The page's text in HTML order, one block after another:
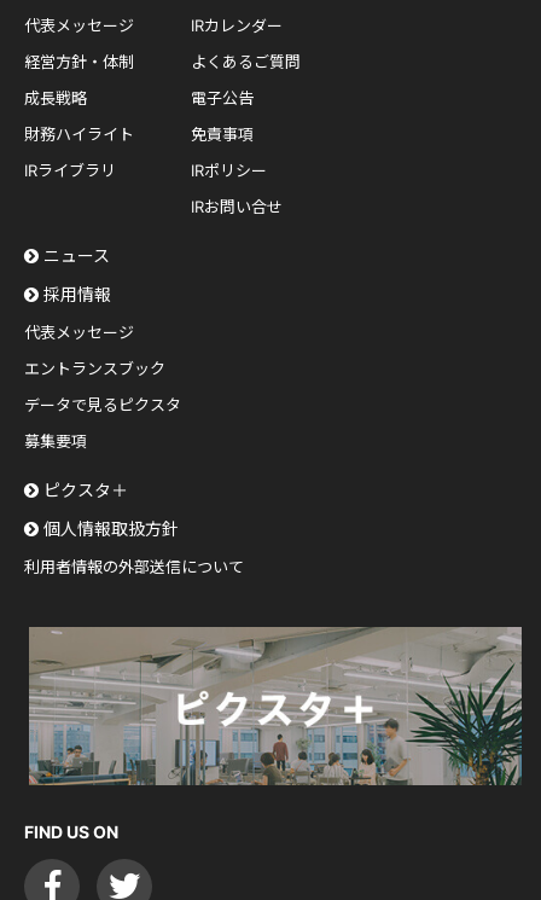
代表メッセージ
経営方針・体制
成長戦略
財務ハイライト
IRライブラリ
IRカレンダー
よくあるご質問
電子公告
免責事項
IRポリシー
IRお問い合せ
ニュース
採用情報
代表メッセージ
エントランスブック
データで見るピクスタ
募集要項
ピクスタ＋
個人情報取扱方針
利用者情報の外部送信について
FIND US ON